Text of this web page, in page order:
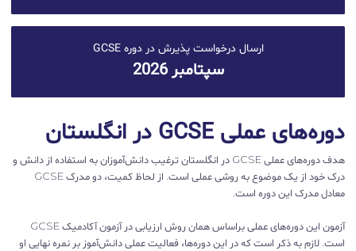
ارسال درخواست پذیرش در دوره GCSE
سپتامبر 2026
دوره‌های عملی GCSE در انگلستان
هدف دوره‌های عملی GCSE در انگلستان ترغیب دانش‌آموزان به استفاده از دانش و
درک خود از یک موضوع به روشی عملی است. از لحاظ کمیت، دو مدرک GCSE
معادل مدرک این دوره است.
آزمون این دوره‌های عملی براساس همان روش ارزیابی در آزمون آکادمیک GCSE
است. لازم به ذکر است که در این دوره‌ها، فعالیت عملی دانش‌آموز بر نمره نهایی او